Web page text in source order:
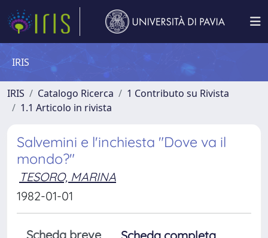
IRIS
IRIS Catalogo Ricerca
1 Contributo su Rivista
1.1 Articolo in rivista
Salvemini e l'inchiesta "Dove va il
mondo?"
TESORO, MARINA
1982-01-01
Scheda breve